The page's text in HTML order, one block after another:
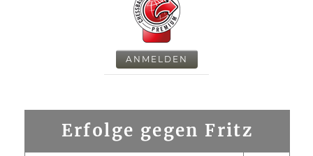
ANMELDEN
Erfolge gegen Fritz